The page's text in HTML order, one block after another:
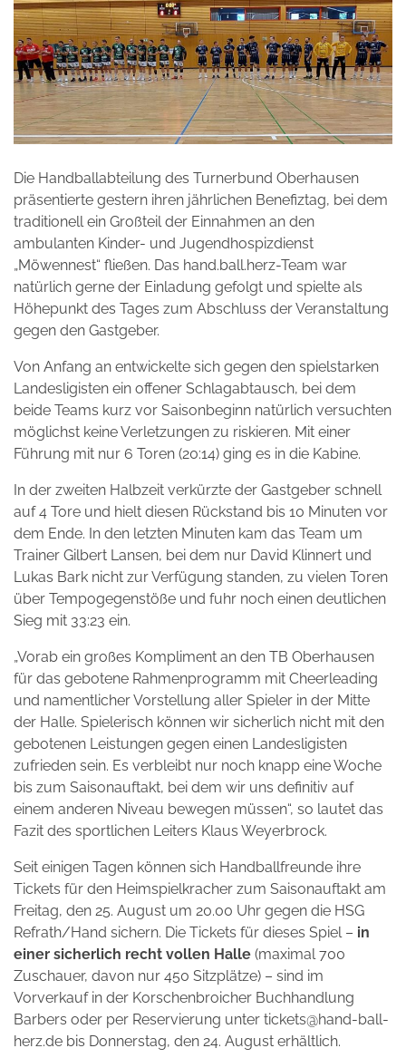
Die Handballabteilung des Turnerbund Oberhausen
präsentierte gestern ihren jährlichen Benefiztag, bei dem
traditionell ein Großteil der Einnahmen an den
ambulanten Kinder- und Jugendhospizdienst
„Möwennest“ fließen. Das hand.ball.herz-Team war
natürlich gerne der Einladung gefolgt und spielte als
Höhepunkt des Tages zum Abschluss der Veranstaltung
gegen den Gastgeber.
Von Anfang an entwickelte sich gegen den spielstarken
Landesligisten ein offener Schlagabtausch, bei dem
beide Teams kurz vor Saisonbeginn natürlich versuchten
möglichst keine Verletzungen zu riskieren. Mit einer
Führung mit nur 6 Toren (20:14) ging es in die Kabine.
In der zweiten Halbzeit verkürzte der Gastgeber schnell
auf 4 Tore und hielt diesen Rückstand bis 10 Minuten vor
dem Ende. In den letzten Minuten kam das Team um
Trainer Gilbert Lansen, bei dem nur David Klinnert und
Lukas Bark nicht zur Verfügung standen, zu vielen Toren
über Tempogegenstöße und fuhr noch einen deutlichen
Sieg mit 33:23 ein.
„Vorab ein großes Kompliment an den TB Oberhausen
für das gebotene Rahmenprogramm mit Cheerleading
und namentlicher Vorstellung aller Spieler in der Mitte
der Halle. Spielerisch können wir sicherlich nicht mit den
gebotenen Leistungen gegen einen Landesligisten
zufrieden sein. Es verbleibt nur noch knapp eine Woche
bis zum Saisonauftakt, bei dem wir uns definitiv auf
einem anderen Niveau bewegen müssen“, so lautet das
Fazit des sportlichen Leiters Klaus Weyerbrock.
Seit einigen Tagen können sich Handballfreunde ihre
Tickets für den Heimspielkracher zum Saisonauftakt am
Freitag, den 25. August um 20.00 Uhr gegen die HSG
Refrath/Hand sichern. Die Tickets für dieses Spiel – in
einer sicherlich recht vollen Halle (maximal 700
Zuschauer, davon nur 450 Sitzplätze) – sind im
Vorverkauf in der Korschenbroicher Buchhandlung
Barbers oder per Reservierung unter tickets@hand-ball-
herz.de bis Donnerstag, den 24. August erhältlich.